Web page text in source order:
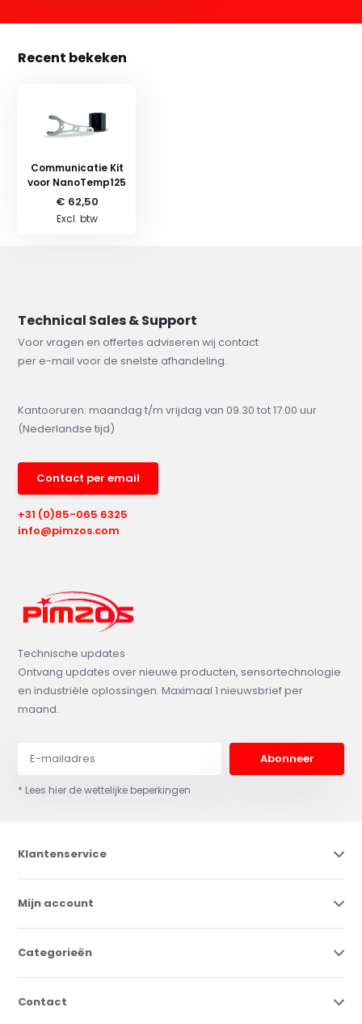
Recent bekeken
Communicatie Kit
voor NanoTemp125
€ 62,50
Excl. btw
Technical Sales & Support
Voor vragen en offertes adviseren wij contact
per e-mail voor de snelste afhandeling.
Kantooruren: maandag t/m vrijdag van 09.30 tot 17.00 uur
(Nederlandse tijd)
Contact per email
+31 (0)85-065 6325
info@pimzos.com
Technische updates
Ontvang updates over nieuwe producten, sensortechnologie
en industriële oplossingen. Maximaal 1 nieuwsbrief per
maand.
Abonneer
* Lees hier de wettelijke beperkingen
Klantenservice
Mijn account
Categorieën
Contact